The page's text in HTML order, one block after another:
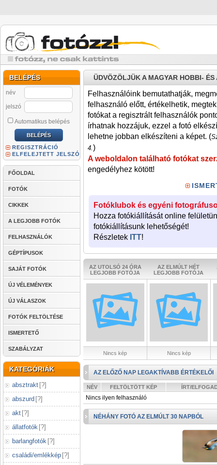
BELÉPÉS
név
jelszó
Automatikus belépés
REGISZTRÁCIÓ
ELFELEJTETT JELSZÓ
FŐOLDAL
FOTÓK
CIKKEK
A LEGJOBB FOTÓK
FELHASZNÁLÓK
GÉPTÍPUSOK
SAJÁT FOTÓK
ÚJ VÉLEMÉNYEK
ÚJ VÁLASZOK
FOTÓK FELTÖLTÉSE
ISMERTETŐ
SZABÁLYZAT
KATEGÓRIÁK
absztrakt [?]
abszurd [?]
akt [?]
állatfotók [?]
barlangfotók [?]
családi/emlékkép [?]
ÜDVÖZÖLJÜK A MAGYAR HOBBI-
Felhasználóink bemutathatják,
felhasználó előtt, értékelhetik,
fotókat a regisztrált felhasználók
írhatnak hozzájuk, ezzel a fotó
lehetne jobban elkészíteni a képet. (
4.)
A weboldalon található fotókat
engedélyhez kötött!
Fotóklubok és egyéni
Hozza fotókiállítását online
fotókiállításunk lehetőségét!
Részletek ITT!
AZ UTOLSÓ 24 ÓRA
LEGJOBB FOTÓJA
AZ ELMÚLT HÉT
LEGJOBB FOTÓJA
Nincs kép Nincs kép
AZ ELŐZŐ NAP LEGAKTÍVABB ÉRTÉKELŐI
NÉV FELTÖLTÖTT KÉP ÍRT/
Nincs ilyen felhasználó
NÉHÁNY FOTÓ AZ ELMÚLT 30 NAPBÓL